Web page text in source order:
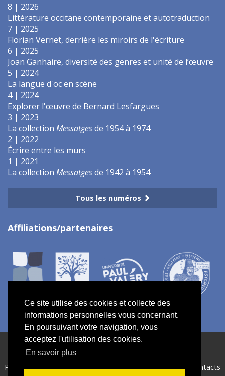
Ce site utilise des cookies et collecte des
informations personnelles vous concernant.
En poursuivant votre navigation, vous
acceptez l'utilisation des cookies.
En savoir plus
8 | 2026
Littérature occitane contemporaine et autotraduction
7 | 2025
Florian Vernet, derrière les miroirs de l'écriture
6 | 2025
Joan Ganhaire, diversité des genres et unité de l’œuvre
5 | 2024
La langue d'oc en scène
4 | 2024
Explorer l'œuvre de Bernard Lesfargues
3 | 2023
La collection Messatgesde 1954 à 1974
2 | 2022
Écrire entre les murs
1 | 2021
La collection Messatgesde 1942 à 1954
Tous les numéros
Affiliations/partenaires
ISSN électronique 2967-7734
Plan du site—Politique de confidentialité—Crédits— Contacts